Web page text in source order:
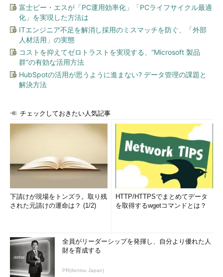
屋が理想的）。用意されたさまざまなシナリオを検討し、次のス
このワークショップは、実態の究明や新たな問題提起を行う場
ではない。そうした脱線を避けて議題に沿って議論を進めるのは
主催者（多くの場合、プロジェクトマネジャー）の責任だ。答え
を出すべき重要な問題は以下の通りだ。
は有効か
有効でない場合、救済の正当な根拠となる新しいビジネス
この段階では、プロジェクトやプログラムの打ち切りも、常に
選択肢として検討しなければならない。
ステップ8．前に進むことを決める
プロジェクトやプログラムの打ち切りを決めた場合でも、ワー
ジメントがあらためて確保された場合は、他の参加者に働きかけ
て次のステップについて最終決定を行うとよい。
富士ピー・エスが「PC運用効率化」「PCライフサイクル最適
化」を実現した方法は
ITエンジニア不足を解消し採用のミスマッチを防ぐ、「外部
人材活用」の実態
コストを抑えてゼロトラストを実現する、“Microsoft 製品
群”の有効な活用方法
HubSpotの活用が思うように進まない? データ管理の課題と
解決方法
チェックしておきたい人気記事
下請けが現場をトンズラ。取り残
された元請けの運命は？ (1/2)
HTTP/HTTPSでまとめてデータ
を取得するwgetコマンドとは？
全員がリーダーシップを発揮し、自分より優れた人
財を育成する
PR(dentsu Japan)